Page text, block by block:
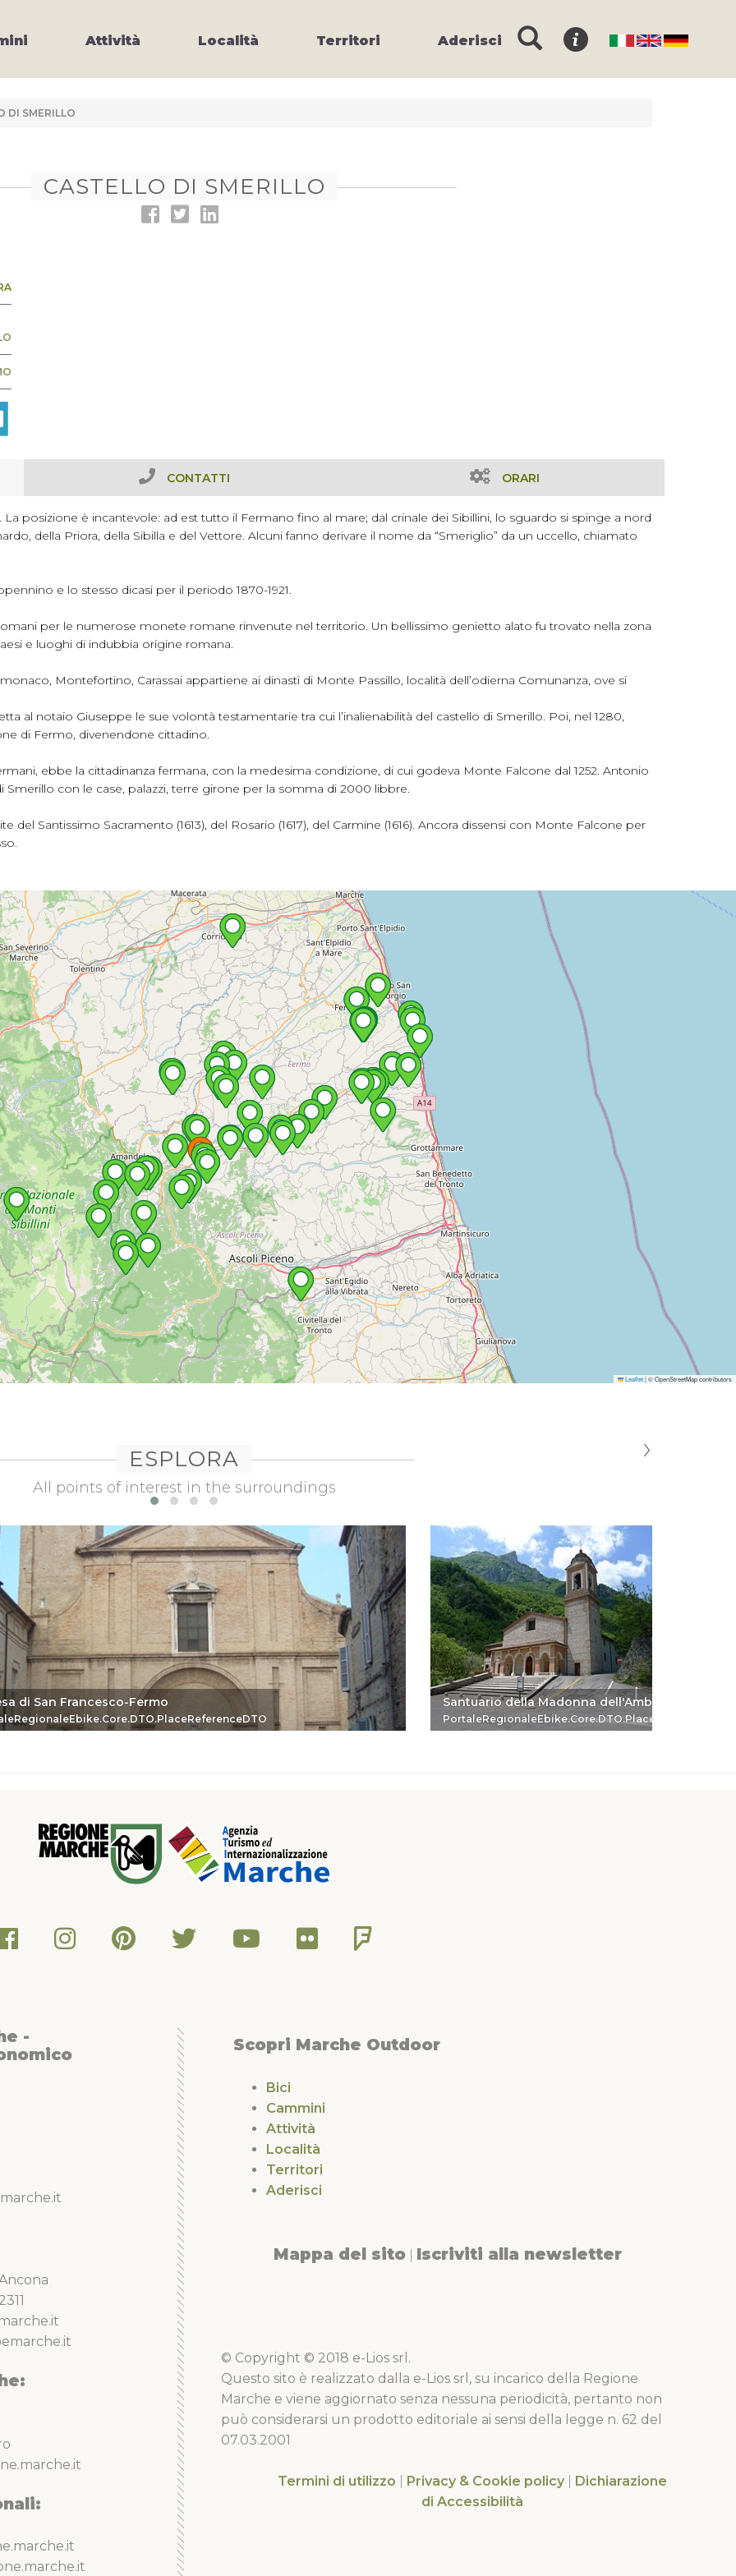
Attività Località Territori Aderisci
DI SMERILLO
CASTELLO DI SMERILLO
CONTATTI ORARI
posizione è incantevole: ad est tutto il Fermano fino al mare; dal crinale dei Sibillini, lo sguardo si spinge a nord
della Priora, della Sibilla e del Vettore. Alcuni fanno derivare il nome da “Smeriglio” da un uccello, chiamato
e lo stesso dicasi per il periodo 1870-1921.
per le numerose monete romane rinvenute nel territorio. Un bellissimo genietto alato fu trovato nella zona
e luoghi di indubbia origine romana.
Montefortino, Carassai appartiene ai dinasti di Monte Passillo, località dell’odierna Comunanza, ove si
al notaio Giuseppe le sue volontà testamentarie tra cui l’inalienabilità del castello di Smerillo. Poi, nel 1280,
di Fermo, divenendone cittadino.
ebbe la cittadinanza fermana, con la medesima condizione, di cui godeva Monte Falcone dal 1252. Antonio
Smerillo con le case, palazzi, terre girone per la somma di 2000 libbre.
Santissimo Sacramento (1613), del Rosario (1617), del Carmine (1616). Ancora dissensi con Monte Falcone per
Leaflet|© OpenStreetMap contributors
ESPLORA
All points of interest in the surroundings
di San Francesco-Fermo Santuario della Madonna dell'Ambro
PortaleRegionaleEbike.Core.DTO.PlaceReferenceDTO
›
-
Scopri Marche Outdoor
Bici
Cammini
Attività
Località
Territori
Aderisci
Mappa del sito Iscriviti alla newsletter
© Copyright © 2018 e-Lios srl.
Questo sito è realizzato dalla e-Lios srl, su incarico della Regione
Marche e viene aggiornato senza nessuna periodicità, pertanto non
può considerarsi un prodotto editoriale ai sensi della legge n. 62 del
07.03.2001
Termini di utilizzo Privacy & Cookie policy
Dichiarazione
di Accessibilità